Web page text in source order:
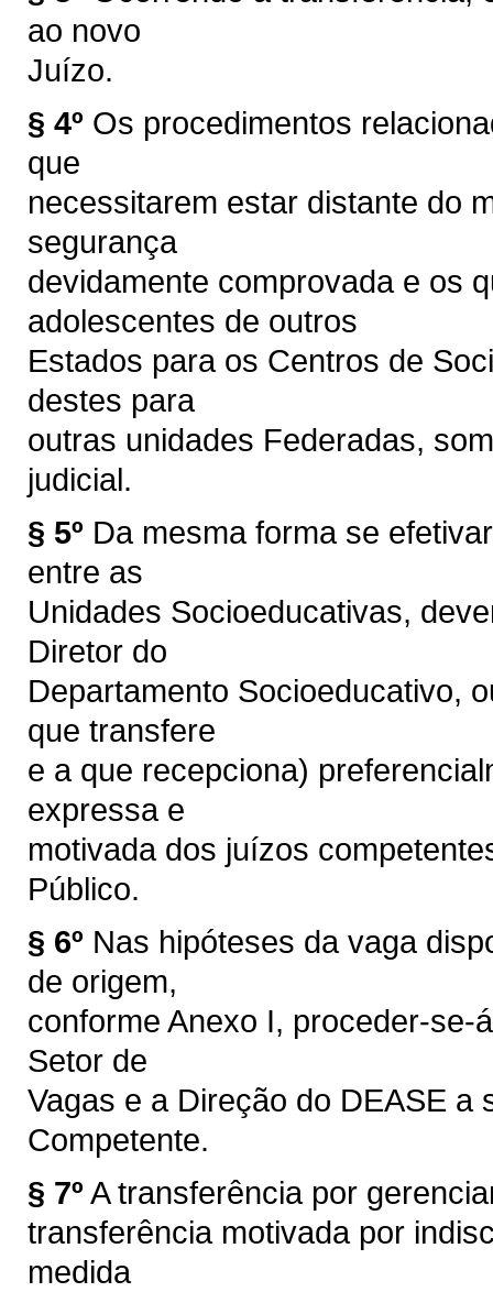
ao novo
Juízo.
§ 4º Os procedimentos
que
necessitarem estar distante do
segurança
devidamente comprovada e os
adolescentes de outros
Estados para os Centros de
destes para
outras unidades Federadas,
judicial.
§ 5º Da mesma forma se
entre as
Unidades Socioeducativas,
Diretor do
Departamento Socioeducativo,
que transfere
e a que recepciona)
expressa e
motivada dos juízos
Público.
§ 6º Nas hipóteses da vaga
de origem,
conforme Anexo I, proceder-se-
Setor de
Vagas e a Direção do DEASE a
Competente.
§ 7º A transferência por
transferência motivada por
medida